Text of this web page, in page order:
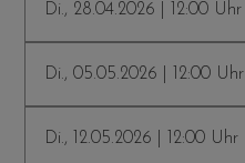
Di., 28.04.2026 | 12:00 Uhr
Di., 05.05.2026 | 12:00 Uhr
Di., 12.05.2026 | 12:00 Uhr